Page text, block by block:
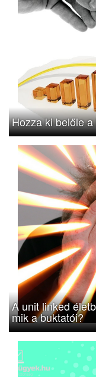
Hozza ki belőle
A unit linked
mik a buktatói?